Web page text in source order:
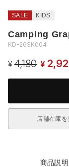
SALE KIDS
Camping
KD-26SK004
¥ 4,180 ¥
店舗在庫を
商品説明